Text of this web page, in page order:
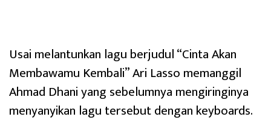
Usai melantunkan lagu berjudul “Cinta Akan
Membawamu Kembali” Ari Lasso memanggil
Ahmad Dhani yang sebelumnya mengiringinya
menyanyikan lagu tersebut dengan keyboards.